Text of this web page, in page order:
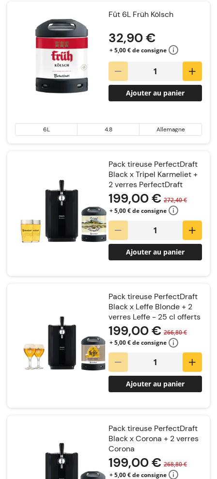
Fût 6L Früh Kölsch
32,90 €
+ 5,00 € de consigne
Ajouter au panier
6L 4.8 Allemagne
Pack tireuse PerfectDraft
Black x Tripel Karmeliet +
2 verres PerfectDraft
199,00 € 272,40 €
+ 5,00 € de consigne
Ajouter au panier
Pack tireuse PerfectDraft
Black x Leffe Blonde + 2
verres Leffe - 25 cl offerts
199,00 € 266,80 €
+ 5,00 € de consigne
Ajouter au panier
Pack tireuse PerfectDraft
Black x Corona + 2 verres
Corona
199,00 € 268,80 €
+ 5,00 € de consigne